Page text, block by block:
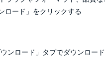
ウンロード」タブでダウンロー